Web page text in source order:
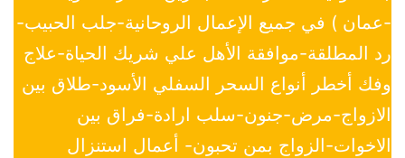
-عمان ) في جميع الإعمال الروحانية-جلب الحبيب-
رد المطلقة-موافقة الأهل علي شريك الحياة-علاج
وفك أخطر أنواع السحر السفلي الأسود-طلاق بين
الازواج-مرض-جنون-سلب ارادة-فراق بين
الاخوات-الزواج بمن تحبون- أعمال استنزال